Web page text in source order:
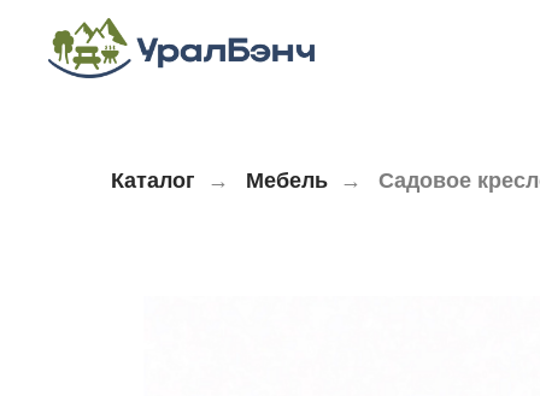
Каталог → Мебель → Садовое